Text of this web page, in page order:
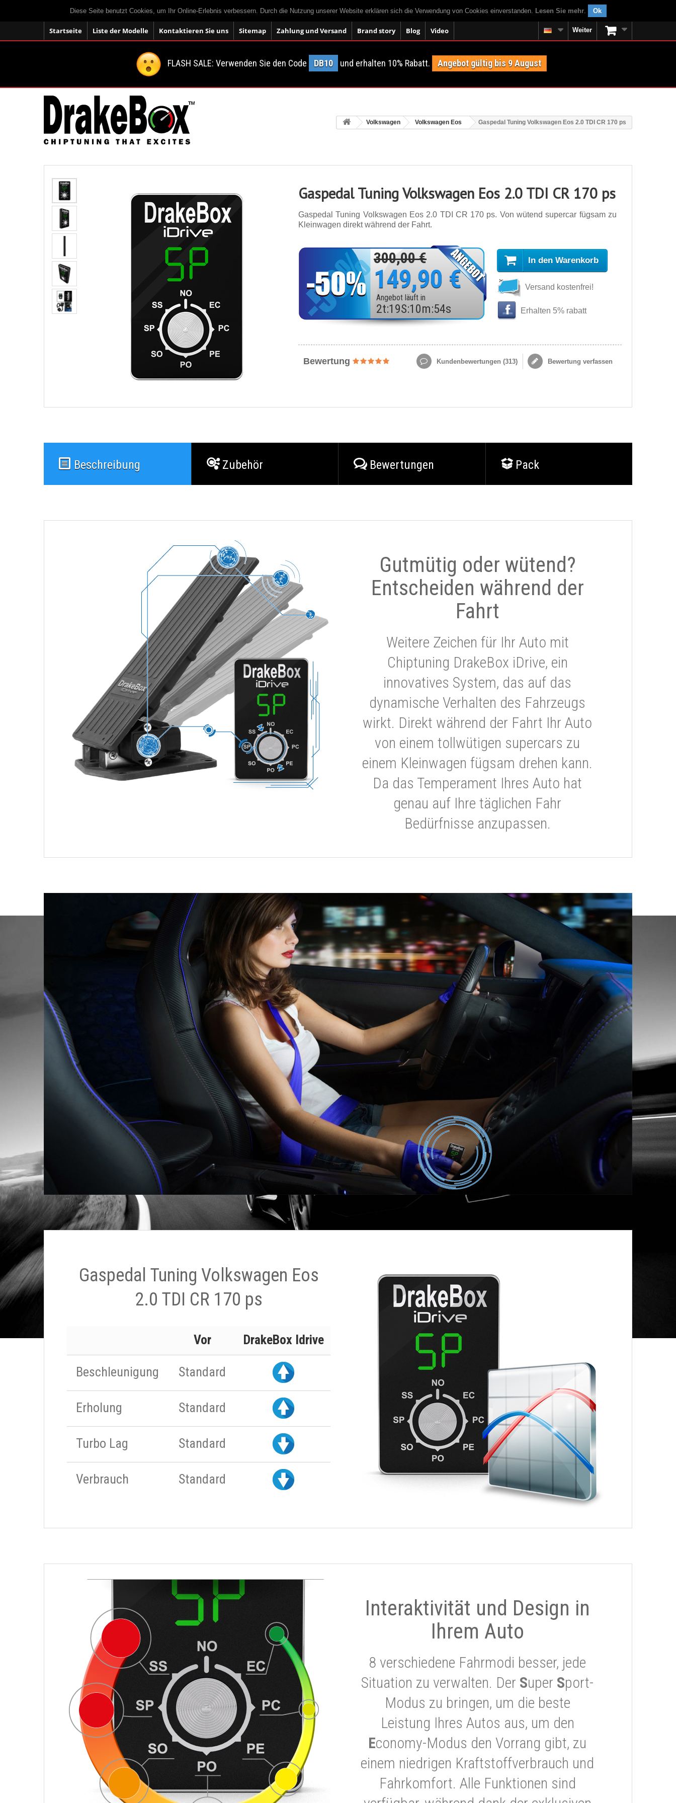
Diese Seite benutzt Cookies, um Ihr Online-Erlebnis verbessern. Durch die Nutzung unserer Website erklären sich die Verwendung von Cookies einverstanden. Lesen Sie mehr. Ok
Startseite Liste der Modelle Kontaktieren Sie uns Sitemap Zahlung und Versand Brand story Blog Video Weiter
FLASH SALE: Verwenden Sie den Code DB10 und erhalten 10% Rabatt. Angebot gültig bis 9 August
Volkswagen Volkswagen Eos Gaspedal Tuning Volkswagen Eos 2.0 TDI CR 170 ps
Gaspedal Tuning Volkswagen Eos 2.0 TDI CR 170 ps
Gaspedal Tuning Volkswagen Eos 2.0 TDI CR 170 ps. Von wütend supercar fügsam zu
Kleinwagen direkt während der Fahrt.
300,00 €
149,90 €
Angebot läuft in
2t:19S:10m:52s
In den Warenkorb
Versand kostenfrei!
Erhalten 5% rabatt
Bewertung Kundenbewertungen (313) Bewertung verfassen
Beschreibung Zubehör Bewertungen Pack
Gutmütig oder wütend?
Entscheiden während der
Fahrt
Weitere Zeichen für Ihr Auto mit
Chiptuning DrakeBox iDrive, ein
innovatives System, das auf das
dynamische Verhalten des Fahrzeugs
wirkt. Direkt während der Fahrt Ihr Auto
von einem tollwütigen supercars zu
einem Kleinwagen fügsam drehen kann.
Da das Temperament Ihres Auto hat
genau auf Ihre täglichen Fahr
Bedürfnisse anzupassen.
Gaspedal Tuning Volkswagen Eos
2.0 TDI CR 170 ps
Vor DrakeBox Idrive
Beschleunigung Standard
Erholung Standard
Turbo Lag Standard
Verbrauch Standard
Interaktivität und Design in
Ihrem Auto
8 verschiedene Fahrmodi besser, jede
Situation zu verwalten. Der Super Sport-
Modus zu bringen, um die beste
Leistung Ihres Autos aus, um den
Economy-Modus den Vorrang gibt, zu
einem niedrigen Kraftstoffverbrauch und
Fahrkomfort. Alle Funktionen sind